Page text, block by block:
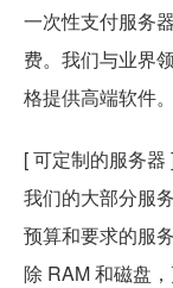
一次性支付服务
费。我们与业界
格提供高端软件。
[ 可定制的服务器
我们的大部分服
预算和要求的服
除 RAM 和磁盘